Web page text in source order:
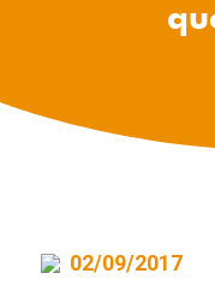
02/09/2017